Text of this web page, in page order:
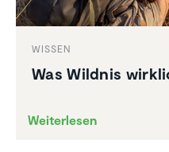
WISSEN
Was Wildnis
Weiterlesen